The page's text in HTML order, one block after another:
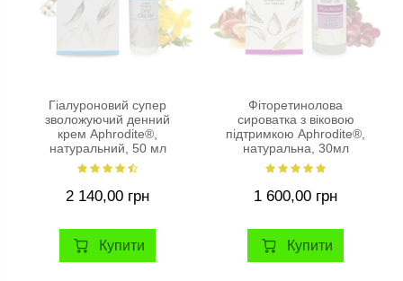
Гіалуроновий супер
зволожуючий денний
крем Aphrodite®,
натуральний, 50 мл
2 140,00 грн
Купити
Фіторетинолова
сироватка з віковою
підтримкою Aphrodite®,
натуральна, 30мл
1 600,00 грн
Купити